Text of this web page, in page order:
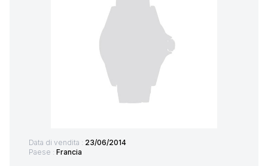
Data di vendita : 23/06/2014
Paese : Francia